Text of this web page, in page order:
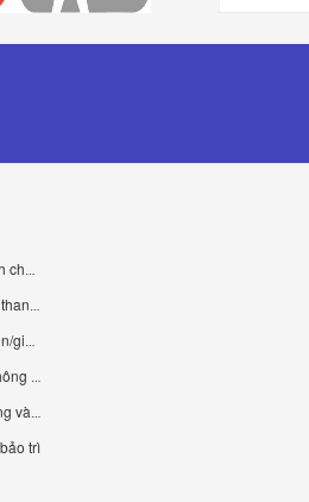
toán
đặt
nhân
tiền
trì